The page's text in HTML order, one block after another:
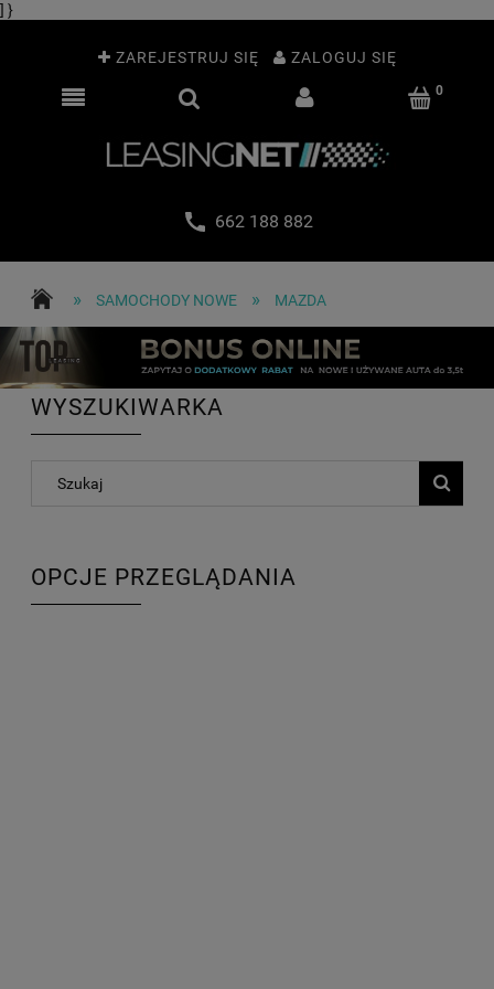
] }
ZAREJESTRUJ SIĘ ZALOGUJ SIĘ
662 188 882
» SAMOCHODY NOWE » MAZDA
WYSZUKIWARKA
OPCJE PRZEGLĄDANIA